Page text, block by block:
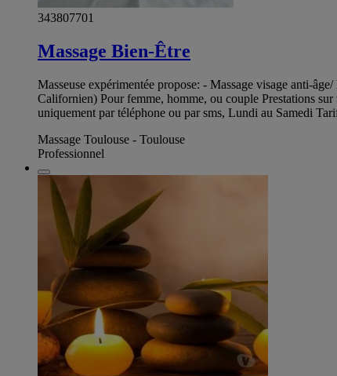
343807701
Massage Bien-Être
Masseuse expérimentée propose: - Massage visage anti-
Californien) Pour femme, homme, ou couple Prestations
uniquement par téléphone ou par sms, Lundi au Samedi
Massage Toulouse - Toulouse
Professionnel